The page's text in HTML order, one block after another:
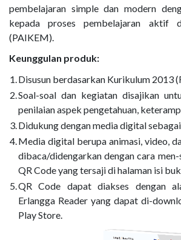
pembelajaran simple dan modern
kepada proses pembelajaran aktif
(PAIKEM).
Keunggulan produk:
1.Disusun berdasarkan Kurikulum 2013
2.Soal-soal dan kegiatan disajikan
penilaian aspek pengetahuan,
3.Didukung dengan media digital
4.Media digital berupa animasi, video,
dibaca/didengarkan dengan cara
QR Code yang tersaji di halaman isi
5.QR Code dapat diakses dengan
Erlangga Reader yang dapat di-
Play Store.